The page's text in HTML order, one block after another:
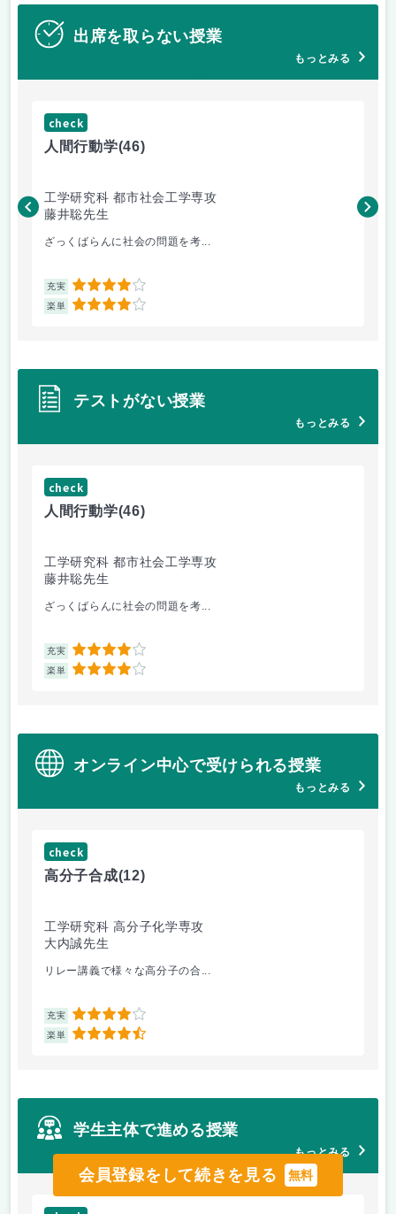
会員登録をして続きを見る 無料
出席を取らない授業
もっとみる
check
人間行動学(46)
工学研究科 都市社会工学専攻
藤井聡先生
ざっくばらんに社会の問題を考...
充実 4
楽単 4
藤
テストがない授業
もっとみる
check
人間行動学(46)
工学研究科 都市社会工学専攻
藤井聡先生
ざっくばらんに社会の問題を考...
充実 4
楽単 4
オンライン中心で受けられる授業
もっとみる
check
高分子合成(12)
工学研究科 高分子化学専攻
大内誠先生
リレー講義で様々な高分子の合...
充実 4
楽単 4.5
学生主体で進める授業
もっとみる